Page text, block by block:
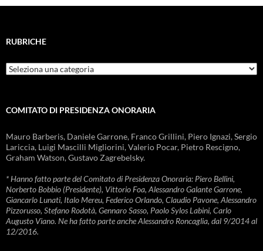
RUBRICHE
Rubriche
COMITATO DI PRESIDENZA ONORARIA
Mauro Barberis, Daniele Garrone, Franco Grillini, Piero Ignazi, Sergio
Lariccia, Luigi Mascilli Migliorini, Valerio Pocar, Pietro Rescigno,
Graham Watson, Gustavo Zagrebelsky.
* Hanno fatto parte del Comitato di Presidenza Onoraria: Piero Bellini,
Norberto Bobbio (Presidente), Vittorio Foa, Alessandro Galante Garrone,
Giancarlo Lunati, Italo Mereu, Federico Orlando, Claudio Pavone, Alessandro
Pizzorusso, Stefano Rodotà, Gennaro Sasso, Paolo Sylos Labini, Carlo
Augusto Viano. Ne ha fatto parte anche Alessandro Roncaglia, dal 9/2014 al
12/2016.